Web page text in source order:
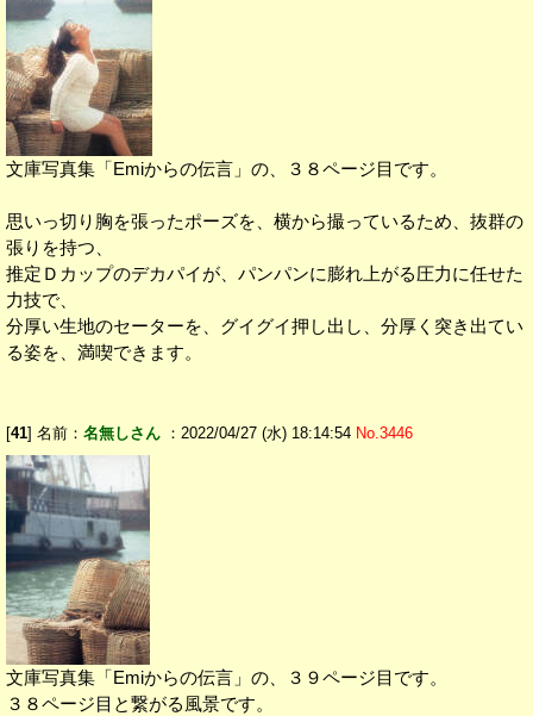
文庫写真集「Emiからの伝言」の、３８ページ目です。
思いっ切り胸を張ったポーズを、横から撮っているため、抜群の
張りを持つ、
推定Ｄカップのデカパイが、パンパンに膨れ上がる圧力に任せた
力技で、
分厚い生地のセーターを、グイグイ押し出し、分厚く突き出てい
る姿を、満喫できます。
[41] 名前： 名無しさん ：2022/04/27 (水) 18:14:54 No.3446
文庫写真集「Emiからの伝言」の、３９ページ目です。
３８ページ目と繋がる風景です。